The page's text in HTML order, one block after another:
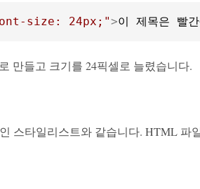
size: 24px;">이 제목은 빨간
만들고 크기를 24픽셀로 늘렸습니다.
스타일리스트와 같습니다. HTML 파